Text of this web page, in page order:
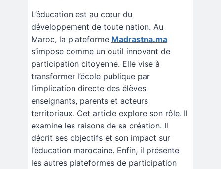
L’éducation est au cœur du
développement de toute nation. Au
Maroc, la plateforme Madrastna.ma
s’impose comme un outil innovant de
participation citoyenne. Elle vise à
transformer l’école publique par
l’implication directe des élèves,
enseignants, parents et acteurs
territoriaux. Cet article explore son rôle. Il
examine les raisons de sa création. Il
décrit ses objectifs et son impact sur
l’éducation marocaine. Enfin, il présente
les autres plateformes de participation